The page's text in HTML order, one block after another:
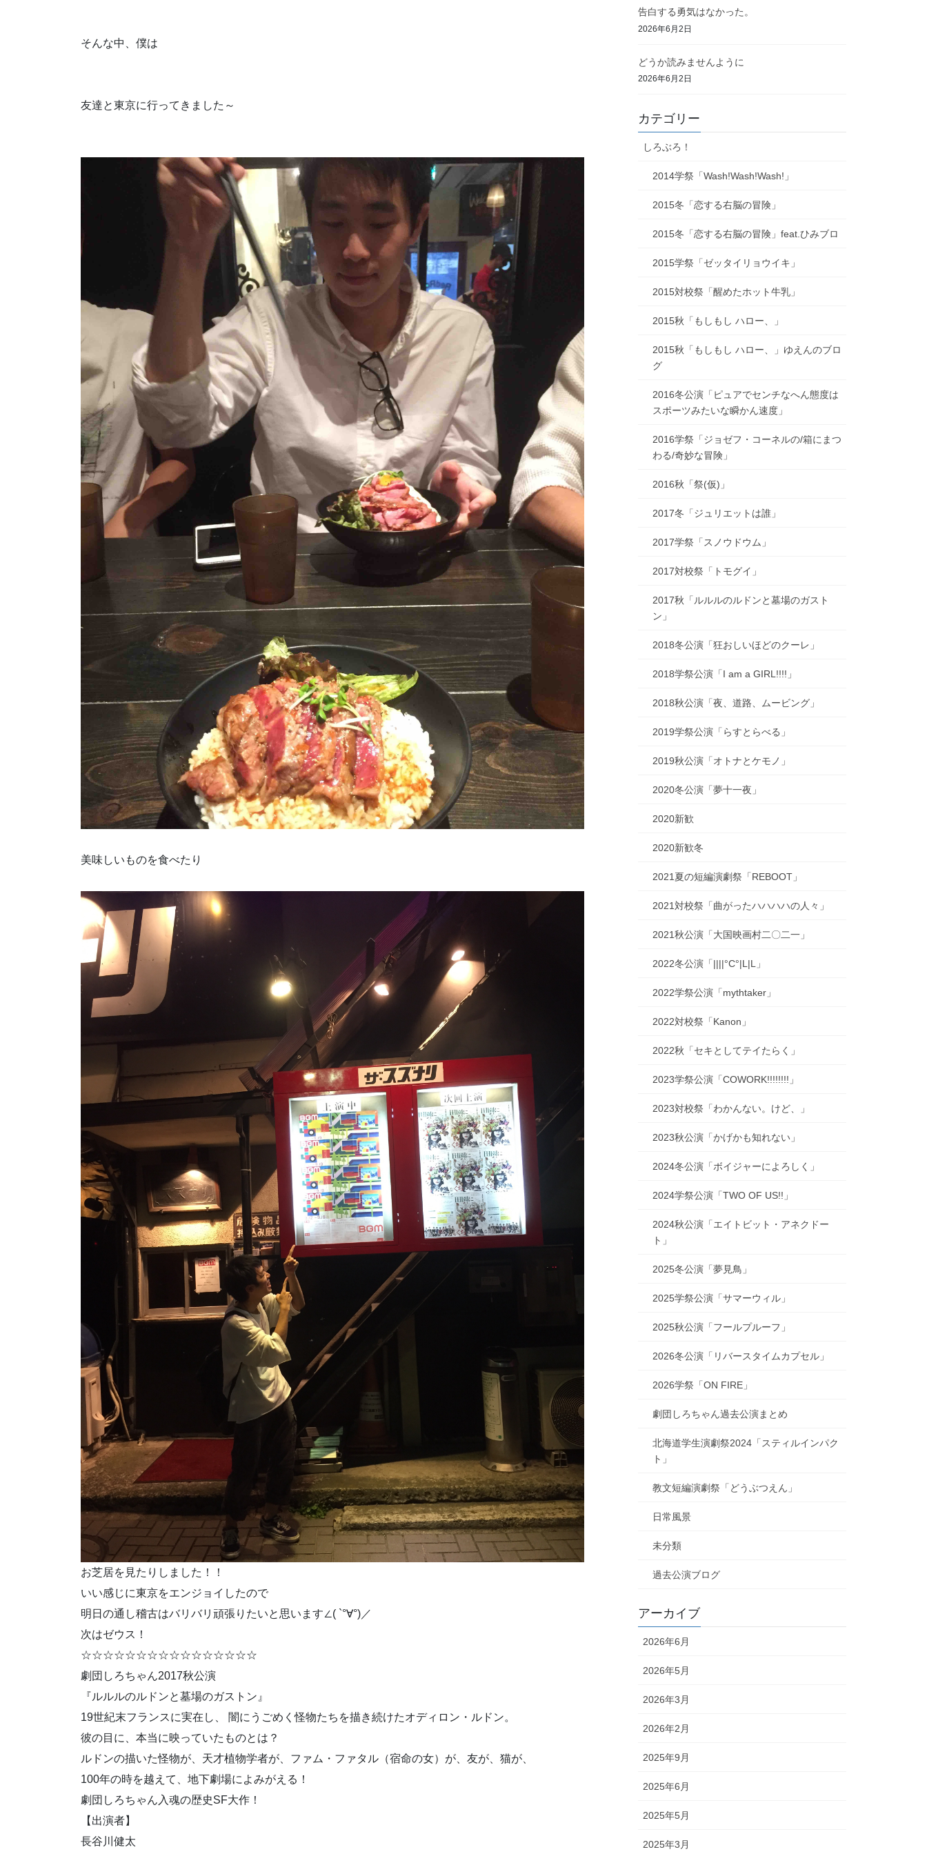
そんな中、僕は
友達と東京に行ってきました～
美味しいものを食べたり
お芝居を見たりしました！！
いい感じに東京をエンジョイしたので
明日の通し稽古はバリバリ頑張りたいと思います∠( `°∀°)／
次はゼウス！
☆☆☆☆☆☆☆☆☆☆☆☆☆☆☆☆
劇団しろちゃん2017秋公演
『ルルルのルドンと墓場のガストン』
19世紀末フランスに実在し、 闇にうごめく怪物たちを描き続けたオディロン・ルドン。
彼の目に、本当に映っていたものとは？
ルドンの描いた怪物が、天才植物学者が、ファム・ファタル（宿命の女）が、友が、猫が、
100年の時を越えて、地下劇場によみがえる！
劇団しろちゃん入魂の歴史SF大作！
【出演者】
長谷川健太
告白する勇気はなかった。
2026年6月2日
どうか読みませんように
2026年6月2日
カテゴリー
しろぶろ！
2014学祭「Wash!Wash!Wash!」
2015冬「恋する右脳の冒険」
2015冬「恋する右脳の冒険」feat.ひみブロ
2015学祭「ゼッタイリョウイキ」
2015対校祭「醒めたホット牛乳」
2015秋「もしもし ハロー、」
2015秋「もしもし ハロー、」ゆえんのブロ
グ
2016冬公演「ピュアでセンチなへん態度は
スポーツみたいな瞬かん速度」
2016学祭「ジョゼフ・コーネルの/箱にまつ
わる/奇妙な冒険」
2016秋「祭(仮)」
2017冬「ジュリエットは誰」
2017学祭「スノウドウム」
2017対校祭「トモグイ」
2017秋「ルルルのルドンと墓場のガスト
ン」
2018冬公演「狂おしいほどのクーレ」
2018学祭公演「I am a GIRL!!!!」
2018秋公演「夜、道路、ムービング」
2019学祭公演「らすとらべる」
2019秋公演「オトナとケモノ」
2020冬公演「夢十一夜」
2020新歓
2020新歓冬
2021夏の短編演劇祭「REBOOT」
2021対校祭「曲がったハハハハの人々」
2021秋公演「大国映画村二〇二一」
2022冬公演「||||°C°|L|L」
2022学祭公演「mythtaker」
2022対校祭「Kanon」
2022秋「セキとしてテイたらく」
2023学祭公演「COWORK!!!!!!!!」
2023対校祭「わかんない。けど、」
2023秋公演「かげかも知れない」
2024冬公演「ボイジャーによろしく」
2024学祭公演「TWO OF US!!」
2024秋公演「エイトビット・アネクドー
ト」
2025冬公演「夢見鳥」
2025学祭公演「サマーウィル」
2025秋公演「フールプルーフ」
2026冬公演「リバースタイムカプセル」
2026学祭「ON FIRE」
劇団しろちゃん過去公演まとめ
北海道学生演劇祭2024「スティルインパク
ト」
教文短編演劇祭「どうぶつえん」
日常風景
未分類
過去公演ブログ
アーカイブ
2026年6月
2026年5月
2026年3月
2026年2月
2025年9月
2025年6月
2025年5月
2025年3月